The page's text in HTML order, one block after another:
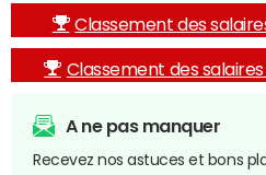
Classement des
Classement des
A ne pas manquer
Recevez nos astuces et bons